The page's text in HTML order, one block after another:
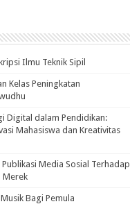
Ilmu Teknik Sipil
Kelas Peningkatan
Digital dalam Pendidikan:
Mahasiswa dan Kreativitas
Media Sosial Terhadap
Merek
Bagi Pemula